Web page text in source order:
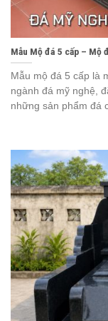
Mẫu Mộ đá 5 cấp – Mộ
Mẫu mộ đá 5 cấp là
ngành đá mỹ nghệ,
những sản phẩm đá